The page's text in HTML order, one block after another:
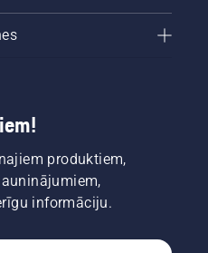
produktiem,
informāciju.